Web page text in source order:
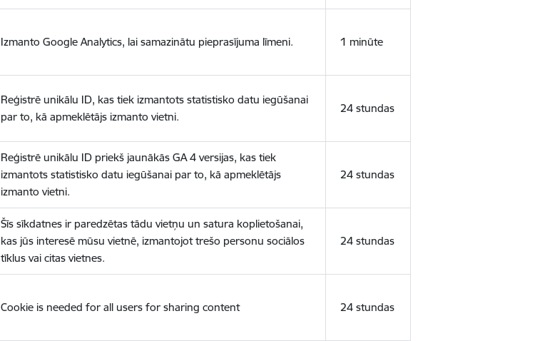
Izmanto Google Analytics, lai samazinātu pieprasījuma līmeni. 1 minūte
Reģistrē unikālu ID, kas tiek izmantots statistisko datu iegūšanai
par to, kā apmeklētājs izmanto vietni.
24 stundas
Reģistrē unikālu ID priekš jaunākās GA 4 versijas, kas tiek
izmantots statistisko datu iegūšanai par to, kā apmeklētājs
izmanto vietni.
24 stundas
Šīs sīkdatnes ir paredzētas tādu vietņu un satura koplietošanai,
kas jūs interesē mūsu vietnē, izmantojot trešo personu sociālos
tīklus vai citas vietnes.
24 stundas
Cookie is needed for all users for sharing content 24 stundas